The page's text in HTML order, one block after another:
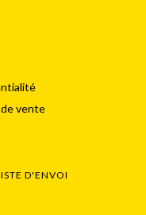
vente
D'ENVOI